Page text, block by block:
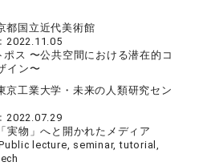
都国立近代美術館
2022.11.05
ポス 〜公共空間における潜在的コ
イン〜
京工業大学・未来の人類研究セン
2022.07.29
実物」へと開かれたメディア
lecture, seminar, tutorial,